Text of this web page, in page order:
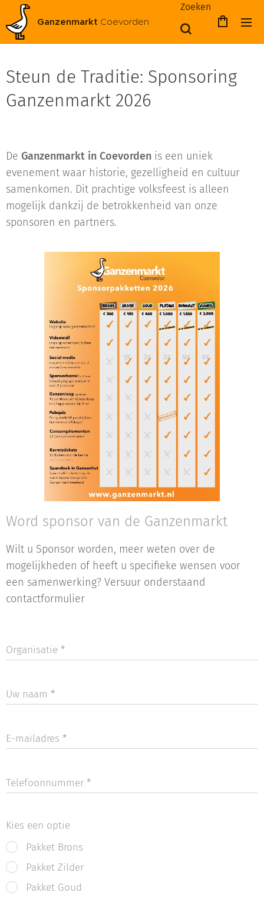
Ganzenmarkt Coevorden
Zoeken
Steun de Traditie: Sponsoring
Ganzenmarkt 2026
De Ganzenmarkt in Coevorden is een uniek
evenement waar historie, gezelligheid en cultuur
samenkomen. Dit prachtige volksfeest is alleen
mogelijk dankzij de betrokkenheid van onze
sponsoren en partners.
Word sponsor van de Ganzenmarkt
Wilt u Sponsor worden, meer weten over de
mogelijkheden of heeft u specifieke wensen voor
een samenwerking? Versuur onderstaand
contactformulier
Organisatie
Uw naam
E-mailadres
Telefoonnummer
Kies een optie
Pakket Brons
Pakket Zilder
Pakket Goud